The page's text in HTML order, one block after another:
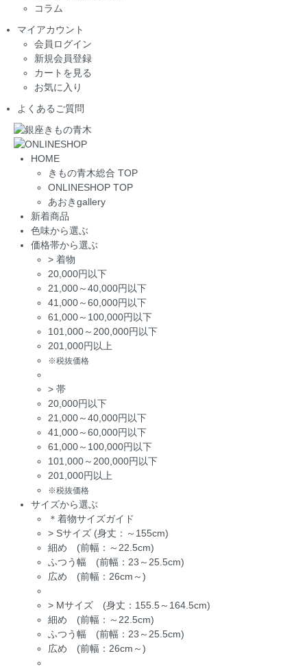
コラム
マイアカウント
会員ログイン
新規会員登録
カートを見る
お気に入り
よくあるご質問
HOME
きもの青木総合 TOP
ONLINESHOP TOP
あおきgallery
新着商品
色味から選ぶ
価格帯から選ぶ
> 着物
20,000円以下
21,000～40,000円以下
41,000～60,000円以下
61,000～100,000円以下
101,000～200,000円以下
201,000円以上
※税抜価格
> 帯
20,000円以下
21,000～40,000円以下
41,000～60,000円以下
61,000～100,000円以下
101,000～200,000円以下
201,000円以上
※税抜価格
サイズから選ぶ
＊着物サイズガイド
> Sサイズ (身丈：～155cm)
細め (前幅：～22.5cm)
ふつう幅 (前幅：23～25.5cm)
広め (前幅：26cm～)
> Mサイズ (身丈：155.5～164.5cm)
細め (前幅：～22.5cm)
ふつう幅 (前幅：23～25.5cm)
広め (前幅：26cm～)